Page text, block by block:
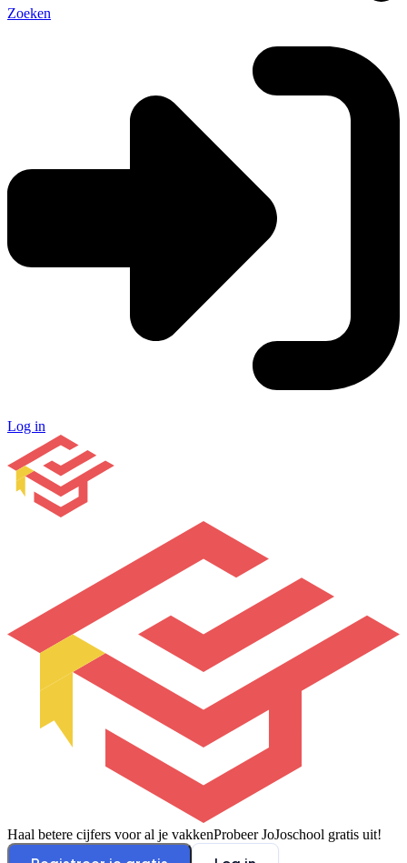
Zoeken
Log in
Haal betere cijfers voor al je vakkenProbeer JoJoschool gratis uit!